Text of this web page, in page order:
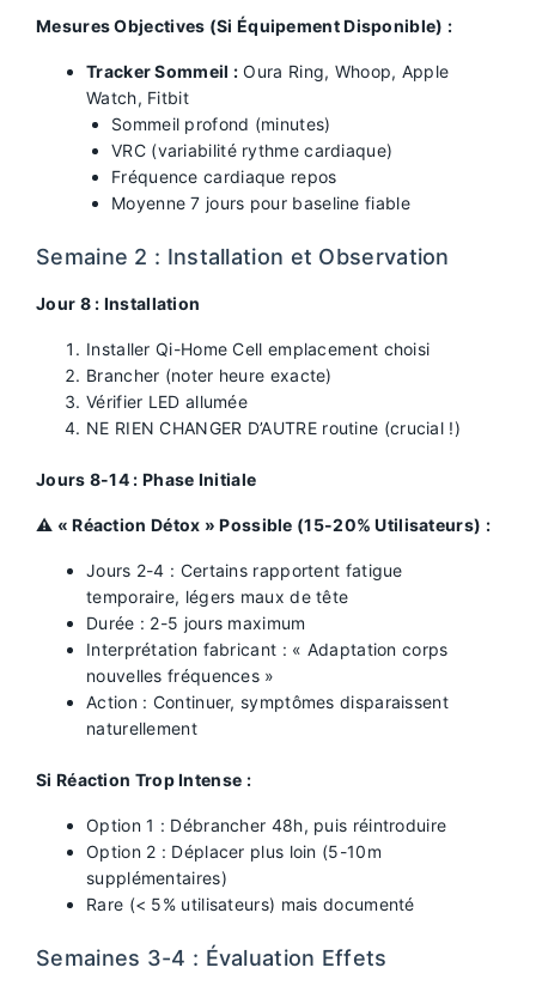
Mesures Objectives (Si Équipement Disponible) :
Tracker Sommeil : Oura Ring, Whoop, Apple
Watch, Fitbit
Sommeil profond (minutes)
VRC (variabilité rythme cardiaque)
Fréquence cardiaque repos
Moyenne 7 jours pour baseline fiable
Semaine 2 : Installation et Observation
Jour 8 : Installation
Installer Qi-Home Cell emplacement choisi
Brancher (noter heure exacte)
Vérifier LED allumée
NE RIEN CHANGER D’AUTRE routine (crucial !)
Jours 8-14 : Phase Initiale
⚠️ « Réaction Détox » Possible (15-20% Utilisateurs) :
Jours 2-4 : Certains rapportent fatigue
temporaire, légers maux de tête
Durée : 2-5 jours maximum
Interprétation fabricant : « Adaptation corps
nouvelles fréquences »
Action : Continuer, symptômes disparaissent
naturellement
Si Réaction Trop Intense :
Option 1 : Débrancher 48h, puis réintroduire
Option 2 : Déplacer plus loin (5-10m
supplémentaires)
Rare (< 5% utilisateurs) mais documenté
Semaines 3-4 : Évaluation Effets